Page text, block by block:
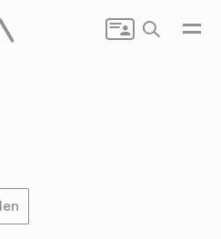
Zoeken